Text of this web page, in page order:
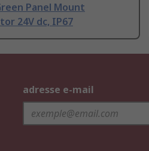
Panel Mount
24V dc, IP67
adresse e-mail